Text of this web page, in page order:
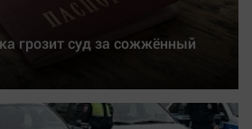
грозит суд за сожжённый